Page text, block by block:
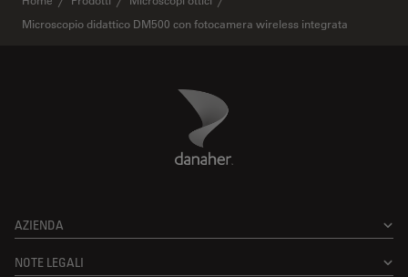
Microscopio didattico DM500 con fotocamera wireless integrata
Danaher Logo
AZIENDA
NOTE LEGALI